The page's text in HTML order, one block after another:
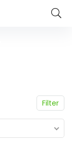
Filter